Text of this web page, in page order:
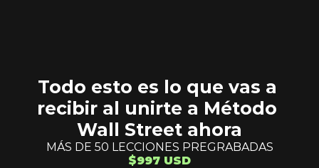
Todo esto es lo que vas a
recibir al unirte a Método
Wall Street ahora
MÁS DE 50 LECCIONES PREGRABADAS
$997 USD